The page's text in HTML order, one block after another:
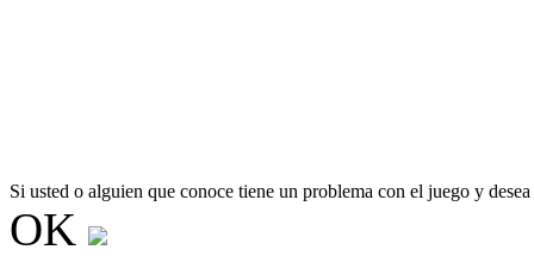
Si usted o alguien que conoce tiene un problema con el juego y
OK